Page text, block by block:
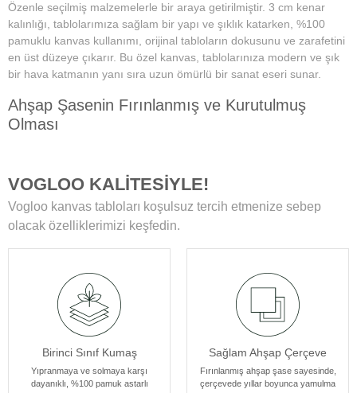
Özenle seçilmiş malzemelerle bir araya getirilmiştir. 3 cm kenar
kalınlığı, tablolarımıza sağlam bir yapı ve şıklık katarken, %100
pamuklu kanvas kullanımı, orijinal tabloların dokusunu ve zarafetini
en üst düzeye çıkarır. Bu özel kanvas, tablolarınıza modern ve şık
bir hava katmanın yanı sıra uzun ömürlü bir sanat eseri sunar.
Ahşap Şasenin Fırınlanmış ve Kurutulmuş
Olması
ahşap şase sayesinde uzun yıllar boyunca ilk günkü formunu korur.
Yüksek Çözünürlüklü Baskılarımız
Modern teknolojiye sahip özel makineler kullanılarak üretilir. Bu
baskı sonrası uyguladığımız özel yüzey koruyucu ile tablolar,
canlılıklarını her zaman korur ve duvarlarınızı güzelleştirir.
Kenar Baskısıyla Tablolarımızın Kenar Kısımları
Resmin dokusu ve renklerinin zarif bir şekilde devam ettiği özel bir
tasarıma sahiptir. Bu detay, tablolarımızı ek çerçeve ihtiyacı
olmadan asılabilir kılar, böylece sanat eserleriniz odanızın
VOGLOO KALİTESİYLE!
Vogloo kanvas tabloları koşulsuz tercih etmenize sebep
olacak özelliklerimizi keşfedin.
Birinci Sınıf Kumaş
Yıpranmaya ve solmaya karşı
dayanıklı, %100 pamuk astarlı
Sağlam Ahşap Çerçeve
Fırınlanmış ahşap şase sayesinde,
çerçevede yıllar boyunca yamulma